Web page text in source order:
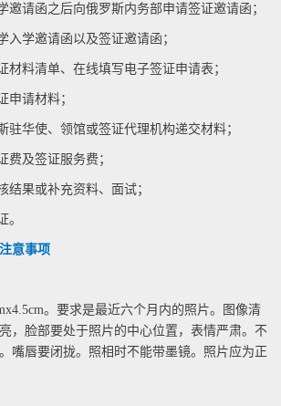
请函之后向俄罗斯内务部申请签证邀请函；
学邀请函以及签证邀请函；
料清单、在线填写电子签证申请表；
请材料；
华使、领馆或签证代理机构递交材料；
及签证服务费；
果或补充资料、面试；
意事项
。要求是最近六个月内的照片。图像清
，脸部要处于照片的中心位置，表情严肃。不
嘴唇要闭拢。照相时不能带墨镜。照片应为正